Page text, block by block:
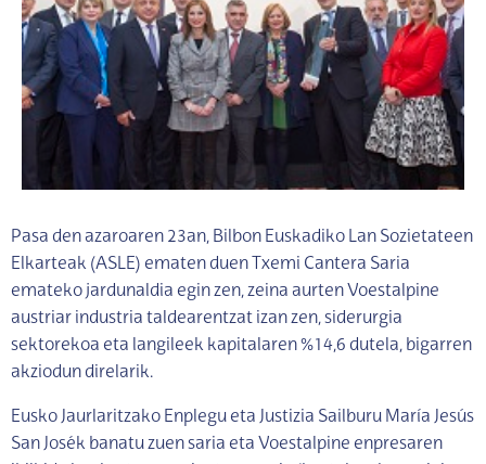
Pasa den azaroaren 23an, Bilbon Euskadiko Lan Sozietateen
Elkarteak (ASLE) ematen duen Txemi Cantera Saria
emateko jardunaldia egin zen, zeina aurten Voestalpine
austriar industria taldearentzat izan zen, siderurgia
sektorekoa eta langileek kapitalaren %14,6 dutela, bigarren
akziodun direlarik.
Eusko Jaurlaritzako Enplegu eta Justizia Sailburu María Jesús
San Josék banatu zuen saria eta Voestalpine enpresaren